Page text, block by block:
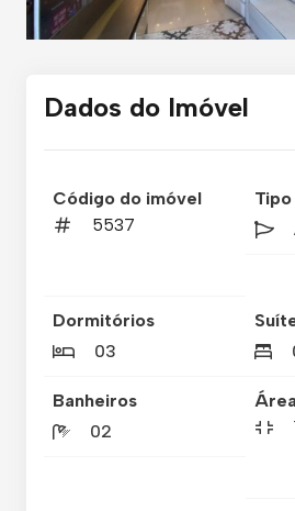
Dados do Imóvel
Código do imóvel
5537
Tipo
Dormitórios
03
Banheiros
02